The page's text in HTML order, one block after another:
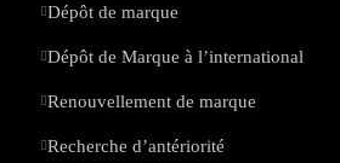
Dépôt de marque
Dépôt de Marque à l’international
Renouvellement de marque
Recherche d’antériorité